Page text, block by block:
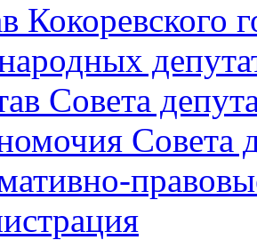
Кокоревского
Совета
Совета